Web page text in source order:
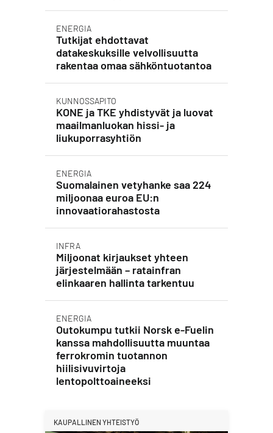
ENERGIA
Tutkijat ehdottavat
datakeskuksille velvollisuutta
rakentaa omaa sähköntuotantoa
KUNNOSSAPITO
KONE ja TKE yhdistyvät ja luovat
maailmanluokan hissi- ja
liukuporrasyhtiön
ENERGIA
Suomalainen vetyhanke saa 224
miljoonaa euroa EU:n
innovaatiorahastosta
INFRA
Miljoonat kirjaukset yhteen
järjestelmään – ratainfran
elinkaaren hallinta tarkentuu
ENERGIA
Outokumpu tutkii Norsk e-Fuelin
kanssa mahdollisuutta muuntaa
ferrokromin tuotannon
hiilisivuvirtoja
lentopolttoaineeksi
KAUPALLINEN YHTEISTYÖ